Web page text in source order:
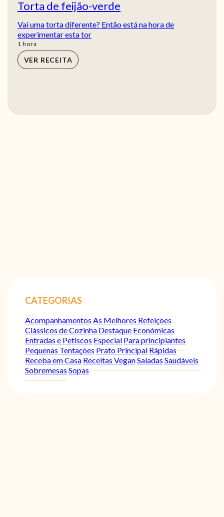
Torta de feijão-verde
Vai uma torta diferente? Então está na hora de
experimentar esta tor
1 hora
hora
VER RECEITA
CATEGORIAS
Acompanhamentos As Melhores Refeições
Clássicos de CozinhaDestaqueEconómicas
Entradas e PetiscosEspecialPara principiantes
Pequenas TentaçõesPrato PrincipalRápidas
Receba em CasaReceitas VeganSaladasSaudáveis
SobremesasSopas